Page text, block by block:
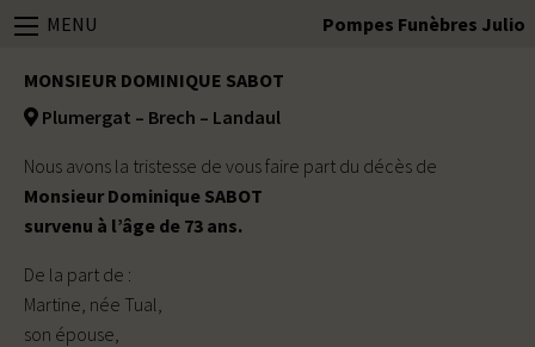
MENU Pompes Funèbres Julio
MONSIEUR DOMINIQUE SABOT
Plumergat – Brech – Landaul
Nous avons la tristesse de vous faire part du décès de
Monsieur Dominique SABOT
survenu à l’âge de 73 ans.
De la part de :
Martine, née Tual,
son épouse,